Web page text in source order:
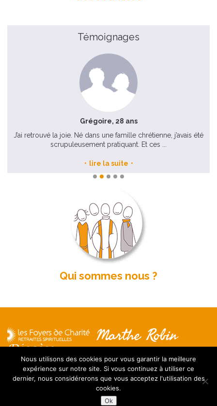
Témoignages
Grégoire, 28 ans
J’ai retrouvé la joie. Né dans une famille chrétienne, j’avais été
scrupuleusement pratiquant. Et ces ...
lire la suite
Qui sommes nous ?
Mentions légales
Contact
FAQ
Nous utilisons des cookies pour vous garantir la meilleure
expérience sur notre site. Si vous continuez à utiliser ce
dernier, nous considérerons que vous acceptez l'utilisation des
cookies.
Ok